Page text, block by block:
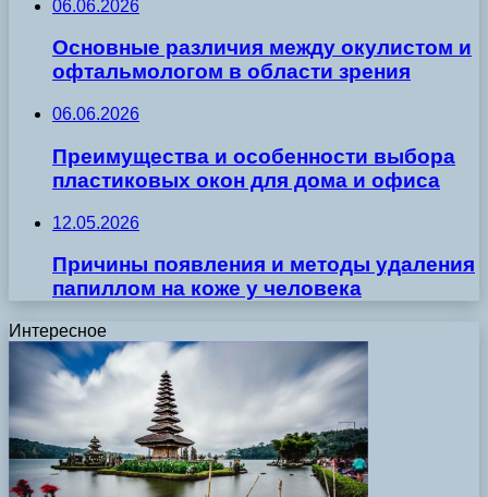
06.06.2026
Основные различия между окулистом и
офтальмологом в области зрения
06.06.2026
Преимущества и особенности выбора
пластиковых окон для дома и офиса
12.05.2026
Причины появления и методы удаления
папиллом на коже у человека
Интересное